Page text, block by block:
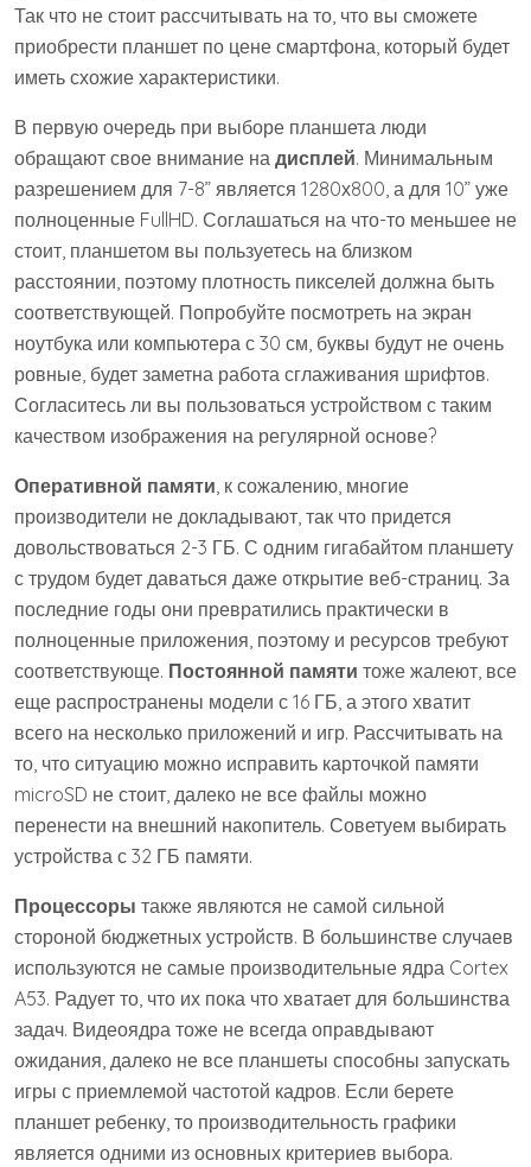
Так что не стоит рассчитывать на то, что вы сможете
приобрести планшет по цене смартфона, который будет
иметь схожие характеристики.
В первую очередь при выборе планшета люди
обращают свое внимание на дисплей. Минимальным
разрешением для 7-8” является 1280х800, а для 10” уже
полноценные FullHD. Соглашаться на что-то меньшее не
стоит, планшетом вы пользуетесь на близком
расстоянии, поэтому плотность пикселей должна быть
соответствующей. Попробуйте посмотреть на экран
ноутбука или компьютера с 30 см, буквы будут не очень
ровные, будет заметна работа сглаживания шрифтов.
Согласитесь ли вы пользоваться устройством с таким
качеством изображения на регулярной основе?
Оперативной памяти, к сожалению, многие
производители не докладывают, так что придется
довольствоваться 2-3 ГБ. С одним гигабайтом планшету
с трудом будет даваться даже открытие веб-страниц. За
последние годы они превратились практически в
полноценные приложения, поэтому и ресурсов требуют
соответствующе. Постоянной памяти тоже жалеют, все
еще распространены модели с 16 ГБ, а этого хватит
всего на несколько приложений и игр. Рассчитывать на
то, что ситуацию можно исправить карточкой памяти
microSD не стоит, далеко не все файлы можно
перенести на внешний накопитель. Советуем выбирать
устройства с 32 ГБ памяти.
Процессоры также являются не самой сильной
стороной бюджетных устройств. В большинстве случаев
используются не самые производительные ядра Cortex
A53. Радует то, что их пока что хватает для большинства
задач. Видеоядра тоже не всегда оправдывают
ожидания, далеко не все планшеты способны запускать
игры с приемлемой частотой кадров. Если берете
планшет ребенку, то производительность графики
является одними из основных критериев выбора.